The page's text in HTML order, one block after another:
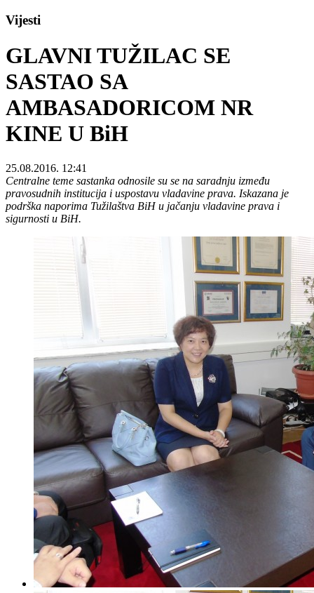
Vijesti
GLAVNI TUŽILAC SE
SASTAO SA
AMBASADORICOM NR
KINE U BiH
25.08.2016. 12:41
Centralne teme sastanka odnosile su se na saradnju između
pravosudnih institucija i uspostavu vladavine prava. Iskazana je
podrška naporima Tužilaštva BiH u jačanju vladavine prava i
sigurnosti u BiH.